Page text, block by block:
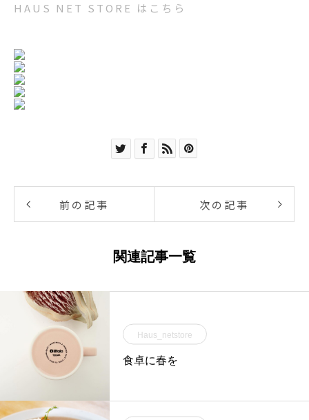
HAUS NET STORE はこちら
前の記事 次の記事
関連記事一覧
Haus_netstore
食卓に春を